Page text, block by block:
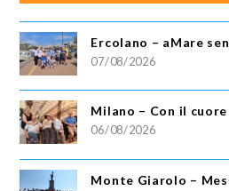
Ercolano – aMare
07/08/2026
Milano – Con il
06/08/2026
Monte Giarolo –